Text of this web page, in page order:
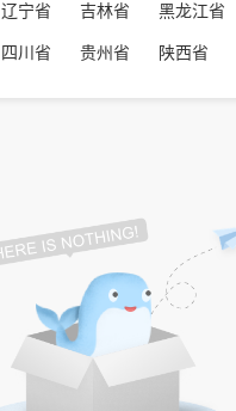
辽宁省 吉林省 黑龙江省
四川省 贵州省 陕西省